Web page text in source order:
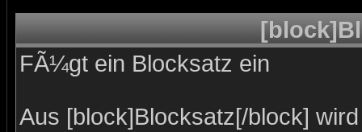
FÃ¼gt ein Blocksatz ein
Aus [block]Blocksatz[/block] wird